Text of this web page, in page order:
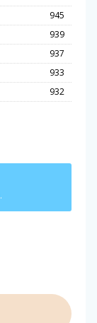
945
939
937
933
932
.